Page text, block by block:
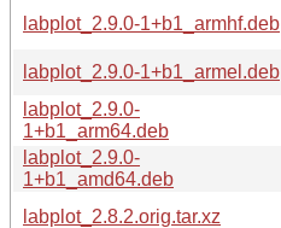
labplot_2.9.0-1+b1_armhf.deb
labplot_2.9.0-1+b1_armel.deb
labplot_2.9.0-
1+b1_arm64.deb
labplot_2.9.0-
1+b1_amd64.deb
labplot_2.8.2.orig.tar.xz